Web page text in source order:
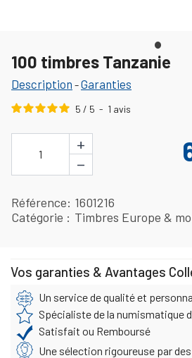
100 timbres Tanzanie
Description -Garanties
5 / 5 - 1 avis
1
+
−
Référence 1601216
Catégorie
Timbres Europe &
Vos garanties & Avantages
Un service de qualité et
Spécialiste de la numismatique
Satisfait ou Remboursé
Une sélection rigoureuse par